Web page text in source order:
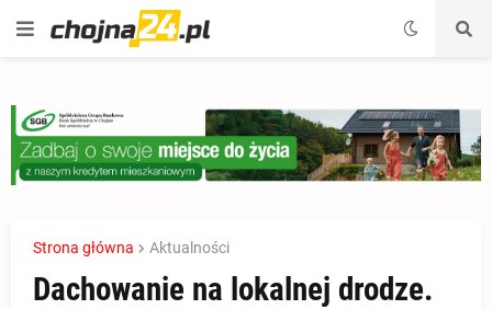
Strona główna Aktualności
Dachowanie na lokalnej drodze.